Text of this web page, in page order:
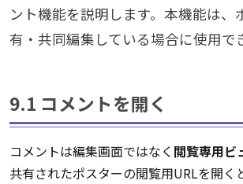
ント機能を説明します。本機能は、
有・共同編集している場合に使用で
9.1 コメントを開く
コメントは編集画面ではなく 閲覧専用ビ
共有されたポスターの閲覧用URLを開く